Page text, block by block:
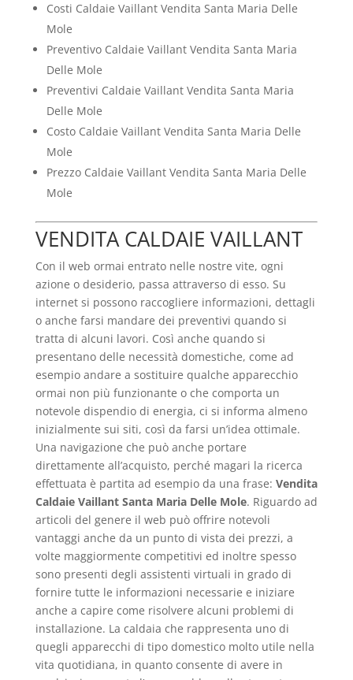
Costi Caldaie Vaillant Vendita Santa Maria Delle
Mole
Preventivo Caldaie Vaillant Vendita Santa Maria
Delle Mole
Preventivi Caldaie Vaillant Vendita Santa Maria
Delle Mole
Costo Caldaie Vaillant Vendita Santa Maria Delle
Mole
Prezzo Caldaie Vaillant Vendita Santa Maria Delle
Mole
VENDITA CALDAIE VAILLANT
Con il web ormai entrato nelle nostre vite, ogni
azione o desiderio, passa attraverso di esso. Su
internet si possono raccogliere informazioni, dettagli
o anche farsi mandare dei preventivi quando si
tratta di alcuni lavori. Così anche quando si
presentano delle necessità domestiche, come ad
esempio andare a sostituire qualche apparecchio
ormai non più funzionante o che comporta un
notevole dispendio di energia, ci si informa almeno
inizialmente sui siti, così da farsi un’idea ottimale.
Una navigazione che può anche portare
direttamente all’acquisto, perché magari la ricerca
effettuata è partita ad esempio da una frase: Vendita
Caldaie Vaillant Santa Maria Delle Mole. Riguardo ad
articoli del genere il web può offrire notevoli
vantaggi anche da un punto di vista dei prezzi, a
volte maggiormente competitivi ed inoltre spesso
sono presenti degli assistenti virtuali in grado di
fornire tutte le informazioni necessarie e iniziare
anche a capire come risolvere alcuni problemi di
installazione. La caldaia che rappresenta uno di
quegli apparecchi di tipo domestico molto utile nella
vita quotidiana, in quanto consente di avere in